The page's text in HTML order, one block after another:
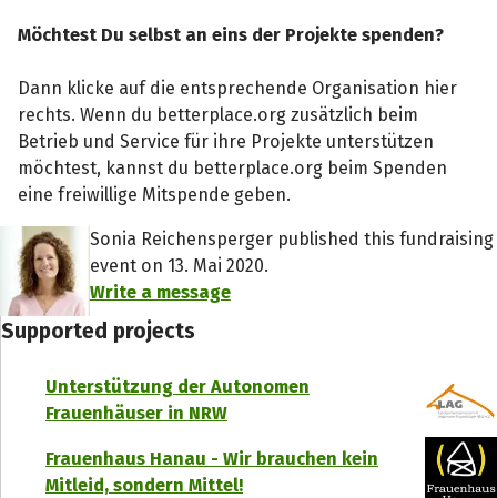
Möchtest Du selbst an eins der Projekte spenden?
Dann klicke auf die entsprechende Organisation hier
rechts. Wenn du betterplace.org zusätzlich beim
Betrieb und Service für ihre Projekte unterstützen
möchtest, kannst du betterplace.org beim Spenden
eine freiwillige Mitspende geben.
Sonia Reichensperger published this fundraising
event on 13. Mai 2020.
Write a message
Supported projects
Unterstützung der Autonomen
Frauenhäuser in NRW
Frauenhaus Hanau - Wir brauchen kein
Mitleid, sondern Mittel!